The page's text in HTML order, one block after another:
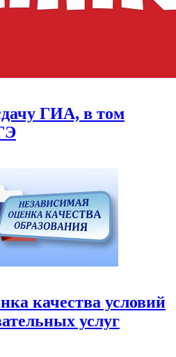
ГИА, в том
качества условий
услуг